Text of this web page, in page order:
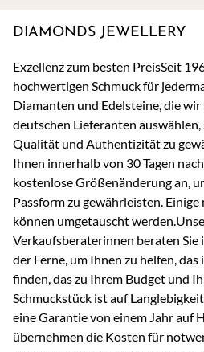
DIAMONDS JEWELLERY
Exzellenz zum besten PreisSeit
hochwertigen Schmuck für
Diamanten und Edelsteine, die
deutschen Lieferanten
Qualität und Authentizität zu
Ihnen innerhalb von 30 Tagen
kostenlose Größenänderung an,
Passform zu gewährleisten.
können umgetauscht
Verkaufsberaterinnen beraten Sie
der Ferne, um Ihnen zu helfen, das
finden, das zu Ihrem Budget und
Schmuckstück ist auf
eine Garantie von einem Jahr auf
übernehmen die Kosten für